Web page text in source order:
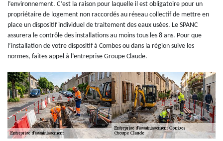
l’environnement. C’est la raison pour laquelle il est obligatoire pour un
propriétaire de logement non raccordés au réseau collectif de mettre en
place un dispositif individuel de traitement des eaux usées. Le SPANC
assurera le contrôle des installations au moins tous les 8 ans. Pour que
l’installation de votre dispositif à Combes ou dans la région suive les
normes, faites appel à l’entreprise Groupe Claude.